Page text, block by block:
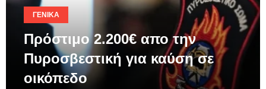
ΓΕΝΙΚΆ
Πρόστιμο 2.200€ απο την
Πυροσβεστική για καύση σε
οικόπεδο